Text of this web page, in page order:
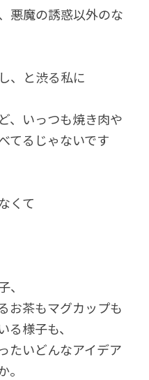
悪魔の誘惑以外のな
、と渋る私に
、いっつも焼き肉や
てるじゃないです
くて
お茶もマグカップも
様子も、
たいどんなアイデア